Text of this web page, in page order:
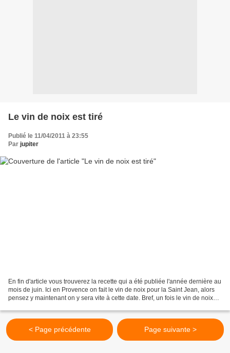
Le vin de noix est tiré
Publié le 11/04/2011 à 23:55
Par jupiter
En fin d'article vous trouverez la recette qui a été publiée l'année dernière au
mois de juin. Ici en Provence on fait le vin de noix pour la Saint Jean, alors
pensez y maintenant on y sera vite à cette date. Bref, un fois le vin de noix
< Page précédente Page suivante >